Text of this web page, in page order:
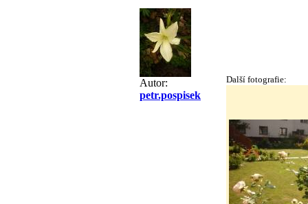
Autor:
petr.pospisek
Další fotografie: